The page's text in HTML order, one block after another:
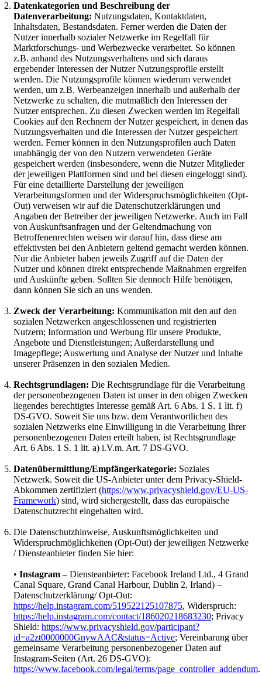
Datenkategorien und Beschreibung der
Datenverarbeitung: Nutzungsdaten, Kontaktdaten,
Inhaltsdaten, Bestandsdaten. Ferner werden die Daten der
Nutzer innerhalb sozialer Netzwerke im Regelfall für
Marktforschungs- und Werbezwecke verarbeitet. So können
z.B. anhand des Nutzungsverhaltens und sich daraus
ergebender Interessen der Nutzer Nutzungsprofile erstellt
werden. Die Nutzungsprofile können wiederum verwendet
werden, um z.B. Werbeanzeigen innerhalb und außerhalb der
Netzwerke zu schalten, die mutmaßlich den Interessen der
Nutzer entsprechen. Zu diesen Zwecken werden im Regelfall
Cookies auf den Rechnern der Nutzer gespeichert, in denen das
Nutzungsverhalten und die Interessen der Nutzer gespeichert
werden. Ferner können in den Nutzungsprofilen auch Daten
unabhängig der von den Nutzern verwendeten Geräte
gespeichert werden (insbesondere, wenn die Nutzer Mitglieder
der jeweiligen Plattformen sind und bei diesen eingeloggt sind).
Für eine detaillierte Darstellung der jeweiligen
Verarbeitungsformen und der Widerspruchsmöglichkeiten (Opt-
Out) verweisen wir auf die Datenschutzerklärungen und
Angaben der Betreiber der jeweiligen Netzwerke. Auch im Fall
von Auskunftsanfragen und der Geltendmachung von
Betroffenenrechten weisen wir darauf hin, dass diese am
effektivsten bei den Anbietern geltend gemacht werden können.
Nur die Anbieter haben jeweils Zugriff auf die Daten der
Nutzer und können direkt entsprechende Maßnahmen ergreifen
und Auskünfte geben. Sollten Sie dennoch Hilfe benötigen,
dann können Sie sich an uns wenden.
Zweck der Verarbeitung: Kommunikation mit den auf den
sozialen Netzwerken angeschlossenen und registrierten
Nutzern; Information und Werbung für unsere Produkte,
Angebote und Dienstleistungen; Außerdarstellung und
Imagepflege; Auswertung und Analyse der Nutzer und Inhalte
unserer Präsenzen in den sozialen Medien.
Rechtsgrundlagen: Die Rechtsgrundlage für die Verarbeitung
der personenbezogenen Daten ist unser in den obigen Zwecken
liegendes berechtigtes Interesse gemäß Art. 6 Abs. 1 S. 1 lit. f)
DS-GVO. Soweit Sie uns bzw. dem Verantwortlichen des
sozialen Netzwerks eine Einwilligung in die Verarbeitung Ihrer
personenbezogenen Daten erteilt haben, ist Rechtsgrundlage
Art. 6 Abs. 1 S. 1 lit. a) i.V.m. Art. 7 DS-GVO.
Datenübermittlung/Empfängerkategorie: Soziales
Netzwerk. Soweit die US-Anbieter unter dem Privacy-Shield-
Abkommen zertifiziert (https://www.privacyshield.gov/EU-US-
Framework) sind, wird sichergestellt, dass das europäische
Datenschutzrecht eingehalten wird.
Die Datenschutzhinweise, Auskunftsmöglichkeiten und
Widerspruchmöglichkeiten (Opt-Out) der jeweiligen Netzwerke
/ Diensteanbieter finden Sie hier:
• Instagram – Diensteanbieter: Facebook Ireland Ltd., 4 Grand
Canal Square, Grand Canal Harbour, Dublin 2, Irland) –
Datenschutzerklärung/ Opt-Out:
https://help.instagram.com/519522125107875, Widerspruch:
https://help.instagram.com/contact/186020218683230; Privacy
Shield: https://www.privacyshield.gov/participant?
id=a2zt0000000GnywAAC&status=Active; Vereinbarung über
gemeinsame Verarbeitung personenbezogener Daten auf
Instagram-Seiten (Art. 26 DS-GVO):
https://www.facebook.com/legal/terms/page_controller_addendum.